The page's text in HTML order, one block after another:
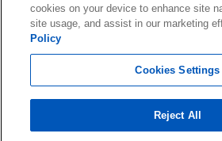
Termini di Servizio
Accordo di Collaborazione con i Partner
cookies on your device to enhance site
site usage, and assist in our marketing
Policy
Cookies Settings
Reject All